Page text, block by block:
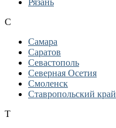
Рязань
С
Самара
Саратов
Севастополь
Северная Осетия
Смоленск
Ставропольский край
Т